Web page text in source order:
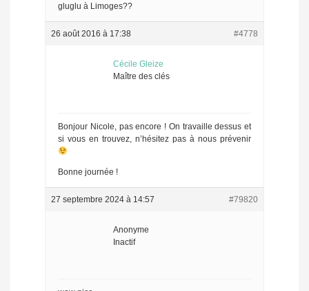
gluglu à Limoges??
26 août 2016 à 17:38 #4778
Cécile Gleize
Maître des clés
Bonjour Nicole, pas encore ! On travaille dessus et
si vous en trouvez, n’hésitez pas à nous prévenir
Bonne journée !
27 septembre 2024 à 14:57 #79820
Anonyme
Inactif